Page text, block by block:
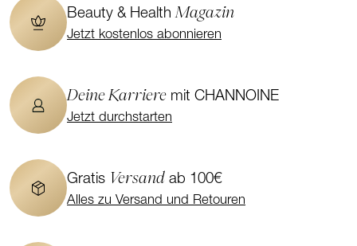
Beauty & HealthMagazin
Jetzt kostenlos abonnieren
Deine Karriere mit CHANNOINE
Jetzt durchstarten
Gratis Versand ab 100€
Alles zu Versand und Retouren